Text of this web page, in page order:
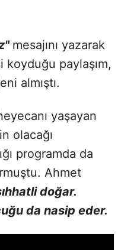
mesajını yazarak
paylaşım,
almıştı.
yaşayan
olacağı
programda da
Ahmet
doğar.
da nasip eder.